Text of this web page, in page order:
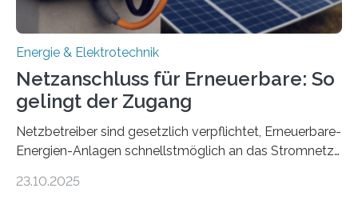
Energie & Elektrotechnik
Netzanschluss für Erneuerbare: So
gelingt der Zugang
Netzbetreiber sind gesetzlich verpflichtet, Erneuerbare-
Energien-Anlagen schnellstmöglich an das Stromnetz
ermöglichen. Doch der dafür nötige Netzausbau hinkt
23.10.2025